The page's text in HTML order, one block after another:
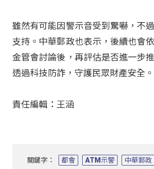
雖然有可能因警示音受到驚嚇，不
支持。中華郵政也表示，後續也會
金管會討論後，再評估是否進一步
透過科技防詐，守護民眾財產安全。
責任編輯：王涵
關鍵字： 都會 ATM示警 中華郵政